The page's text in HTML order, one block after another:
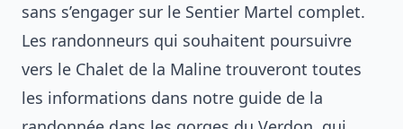
sans s’engager sur le Sentier Martel complet.
Les randonneurs qui souhaitent poursuivre
vers le Chalet de la Maline trouveront toutes
les informations dans notre guide de la